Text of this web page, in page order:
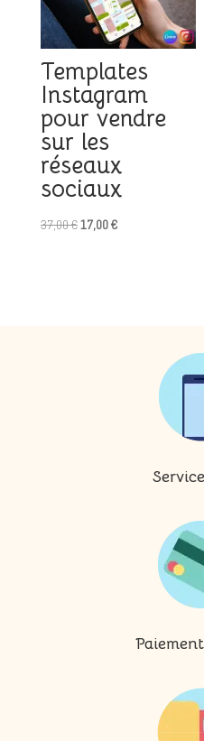
Templates
Instagram
pour vendre
sur les
réseaux
sociaux
37,00€Le
17,00€Le